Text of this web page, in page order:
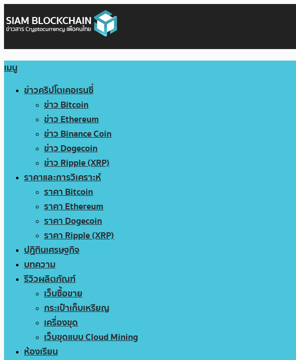
เมนู
ข่าวคริปโตเคอเรนซี่
ข่าว Bitcoin
ข่าว Ethereum
ข่าว Binance Coin
ข่าว Dogecoin
ข่าว Ripple (XRP)
ราคาและการวิเคราะห์
ราคา Bitcoin
ราคา Ethereum
ราคา Dogecoin
ราคา Ripple (XRP)
ปฏิทินเศรษฐกิจ
บทความ
รีวิวผลิตภัณฑ์
เว็บซื้อขาย
กระเป๋าเก็บเหรียญ
เครื่องขุด
เว็บขุดแบบ Cloud Mining
ห้องเรียน